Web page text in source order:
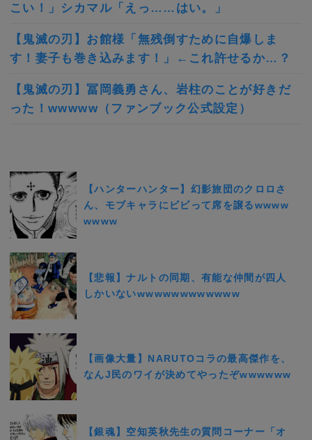
こい！」シカマル「えっ……はい。」
【鬼滅の刃】お館様「無残倒すために自爆しま
す！妻子も巻き込みます！」←これ許せるか…？
【鬼滅の刃】冨岡義勇さん、岩柱のことが好きだ
った！wwwww（ファンブック公式設定）
【ハンターハンター】幻影旅団のクロロさ
ん、モブキャラにビビって席を譲るwwww
wwww
【悲報】ナルトの同期、有能な仲間が四人
しかいないwwwwwwwwwwww
【画像大量】NARUTOコラの最高傑作を、
なんJ民のワイが決めてやったぞwwwwww
【銀魂】空知英秋先生の質問コーナー「オ